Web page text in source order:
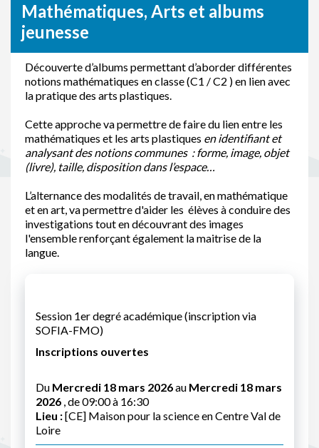
Mathématiques, Arts et albums
jeunesse
Découverte d’albums permettant d’aborder différentes
notions mathématiques en classe (C1 / C2 ) en lien avec
la pratique des arts plastiques.
Cette approche va permettre de faire du lien entre les
mathématiques et les arts plastiques en identifiant et
analysant desnotions communes : forme, image, objet
(livre), taille, disposition dans l’espace…
L’alternance des modalités de travail, en mathématique
et en art, va permettre d'aider les élèves à conduire des
investigations tout en découvrant des images
l'ensemble renforçant également la maitrise de la
langue.
Session 1er degré académique (inscription via
SOFIA-FMO)
Inscriptions ouvertes
Du Mercredi 18 mars 2026au Mercredi 18 mars
2026 , de 09:00 à 16:30
Lieu :[CE] Maison pour la science en Centre Val de
Loire